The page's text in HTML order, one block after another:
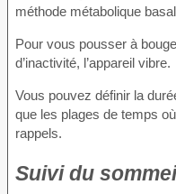
méthode métabolique
Pour vous pousser à
d’inactivité, l’appareil vibre.
Vous pouvez définir la
que les plages de temps
rappels.
Suivi du